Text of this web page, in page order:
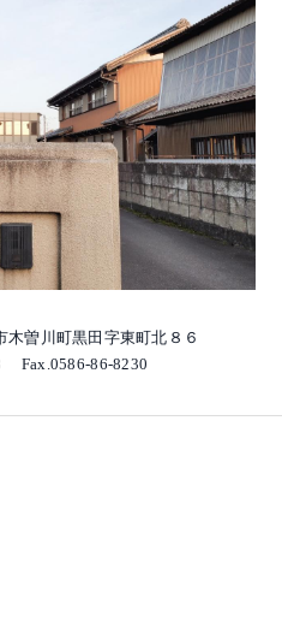
木曽川町黒田字東町北８６
Fax.0586-86-8230